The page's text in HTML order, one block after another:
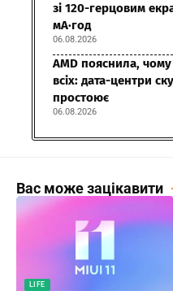
зі 120-герцовим
мА·год
06.08.2026
AMD пояснила,
всіх: дата-центри
простоює
06.08.2026
Вас може зацікавити
LIFE